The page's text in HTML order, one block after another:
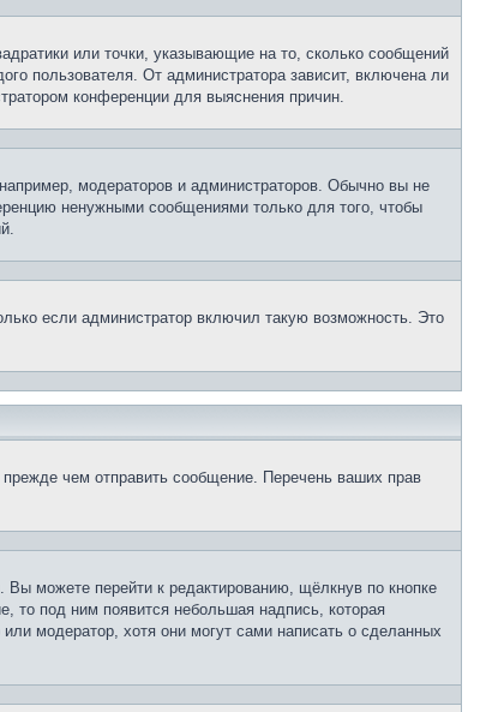
или точки, указывающие на то, сколько сообщений
пользователя. От администратора зависит, включена ли
конференции для выяснения причин.
модераторов и администраторов. Обычно вы не
ненужными сообщениями только для того, чтобы
если администратор включил такую возможность. Это
чем отправить сообщение. Перечень ваших прав
можете перейти к редактированию, щёлкнув по кнопке
то под ним появится небольшая надпись, которая
модератор, хотя они могут сами написать о сделанных